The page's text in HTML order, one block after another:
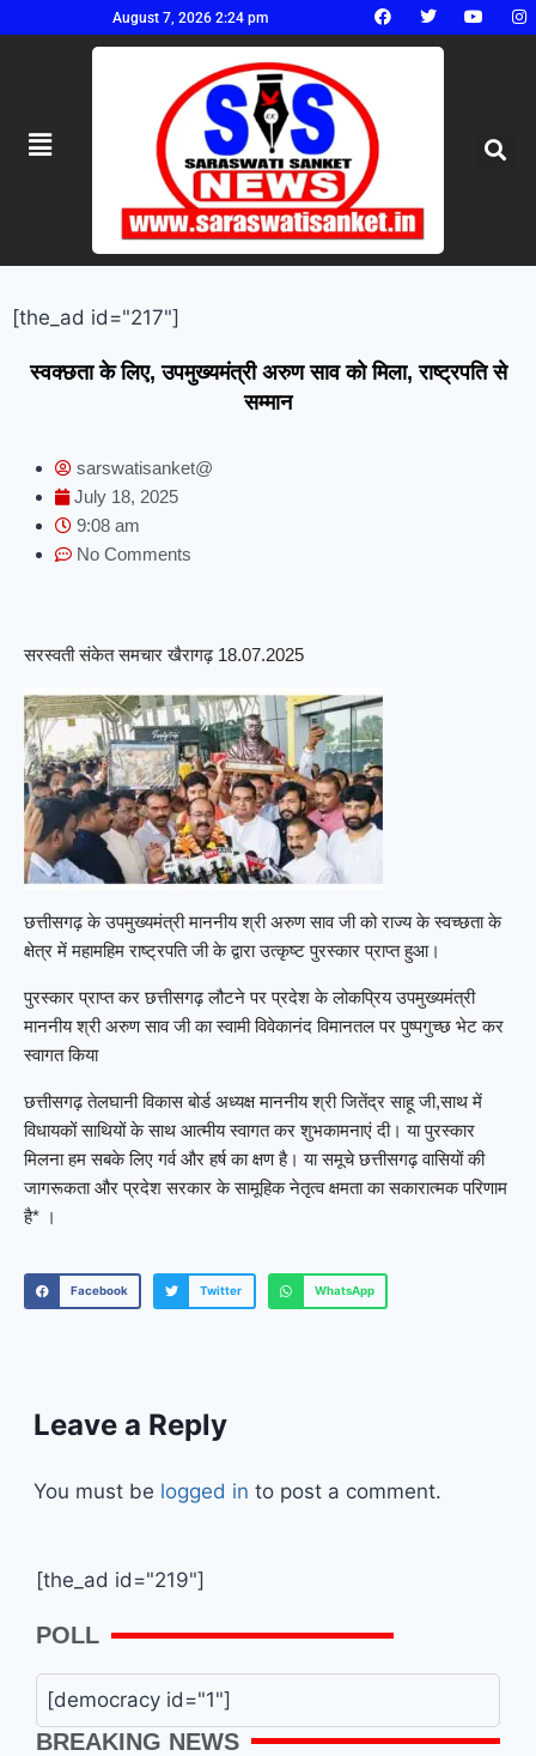
August 7, 2026 2:24 pm
[the_ad id="217"]
स्वक्छता के लिए, उपमुख्यमंत्री अरुण साव को मिला, राष्ट्रपति से
सम्मान
sarswatisanket@
July 18, 2025
9:08 am
No Comments
सरस्वती संकेत समचार खैरागढ़ 18.07.2025
छत्तीसगढ़ के उपमुख्यमंत्री माननीय श्री अरुण साव जी को राज्य के स्वच्छता के
क्षेत्र में महामहिम राष्ट्रपति जी के द्वारा उत्कृष्ट पुरस्कार प्राप्त हुआ।
पुरस्कार प्राप्त कर छत्तीसगढ़ लौटने पर प्रदेश के लोकप्रिय उपमुख्यमंत्री
माननीय श्री अरुण साव जी का स्वामी विवेकानंद विमानतल पर पुष्पगुच्छ भेट कर
स्वागत किया
छत्तीसगढ़ तेलघानी विकास बोर्ड अध्यक्ष माननीय श्री जितेंद्र साहू जी,साथ में
विधायकों साथियों के साथ आत्मीय स्वागत कर शुभकामनाएं दी। या पुरस्कार
मिलना हम सबके लिए गर्व और हर्ष का क्षण है। या समूचे छत्तीसगढ़ वासियों की
जागरूकता और प्रदेश सरकार के सामूहिक नेतृत्व क्षमता का सकारात्मक परिणाम
है* ।
Facebook Twitter WhatsApp
Leave a Reply
You must be logged in to post a comment.
[the_ad id="219"]
POLL
[democracy id="1"]
BREAKING NEWS